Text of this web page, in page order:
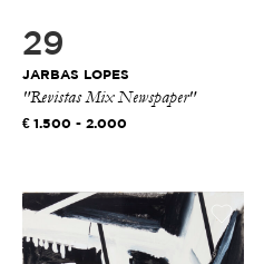
29
JARBAS LOPES
"Revistas Mix Newspaper"
1.500 - 2.000